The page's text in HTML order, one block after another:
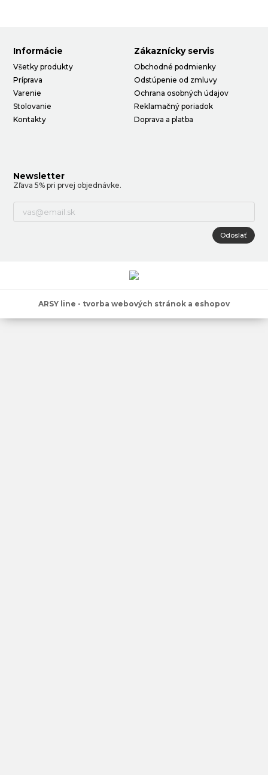
Informácie
Všetky produkty
Príprava
Varenie
Stolovanie
Kontakty
Zákaznícky servis
Obchodné podmienky
Odstúpenie od zmluvy
Ochrana osobných údajov
Reklamačný poriadok
Doprava a platba
Newsletter
Zľava 5% pri prvej objednávke.
Odoslať
ARSY line - tvorba webových stránok a eshopov